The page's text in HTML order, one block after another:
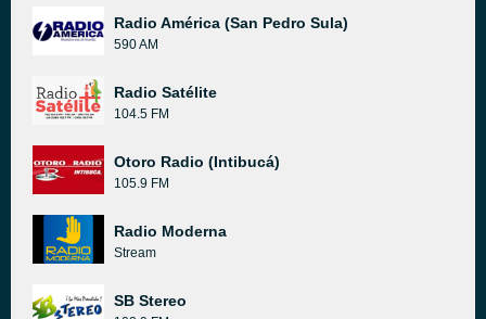
Radio América (San Pedro Sula)
590 AM
Radio Satélite
104.5 FM
Otoro Radio (Intibucá)
105.9 FM
Radio Moderna
Stream
SB Stereo